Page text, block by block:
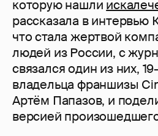
которую нашли
рассказала в интервью
что стала жертвой
людей из России, с
связался один из них,
владельца франшизы
Артём Папазов, и
версией